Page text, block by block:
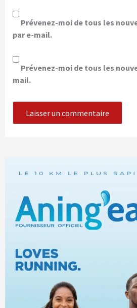
Prévenez-moi de tous les
par e-mail.
Prévenez-moi de tous les
mail.